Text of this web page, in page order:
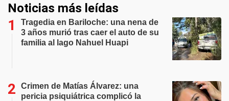
Noticias más leídas
Tragedia en Bariloche: una nena de
3 años murió tras caer el auto de su
familia al lago Nahuel Huapi
Crimen de Matías Álvarez: una
pericia psiquiátrica complicó la